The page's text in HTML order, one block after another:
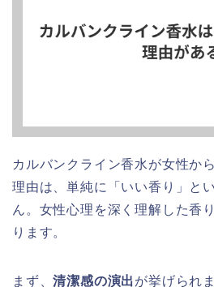
カルバンクライン香水が女性か
理由は、単純に「いい香り」と
ん。女性心理を深く理解した香
ります。
まず、清潔感の演出が挙げられ